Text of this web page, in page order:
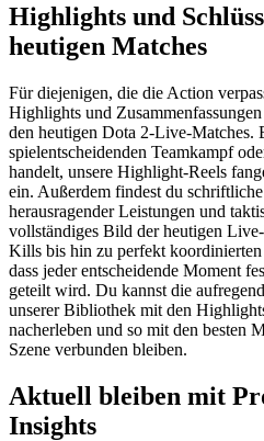
Highlights und
heutigen Matches
Für diejenigen, die die Action
Highlights und
den heutigen Dota 2-Live-Matches.
spielentscheidenden Teamkampf
handelt, unsere Highlight-Reels
ein. Außerdem findest du
herausragender Leistungen und
vollständiges Bild der heutigen
Kills bis hin zu perfekt
dass jeder entscheidende Moment
geteilt wird. Du kannst die
unserer Bibliothek mit den
nacherleben und so mit den besten
Szene verbunden bleiben.
Aktuell bleiben mit
Insights